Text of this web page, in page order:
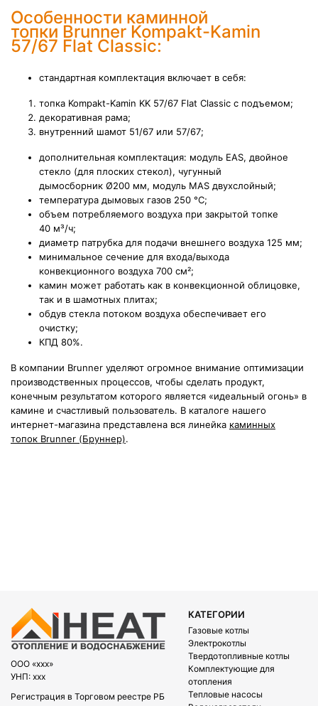
Особенности каминной
топки Brunner Kompakt-Kamin
57/67 Flat Classic:
стандартная комплектация включает в себя:
топка Kompakt-Kamin KK 57/67 Flat Classic с подъемом;
декоративная рама;
внутренний шамот 51/67 или 57/67;
дополнительная комплектация: модуль EAS, двойное
стекло (для плоских стекол), чугунный
дымосборник Ø200 мм, модуль MAS двухслойный;
температура дымовых газов 250 °С;
объем потребляемого воздуха при закрытой топке
40 м³/ч;
диаметр патрубка для подачи внешнего воздуха 125 мм;
минимальное сечение для входа/выхода
конвекционного воздуха 700 см²;
камин может работать как в конвекционной облицовке,
так и в шамотных плитах;
обдув стекла потоком воздуха обеспечивает его
очистку;
КПД 80%.
В компании Brunner уделяют огромное внимание оптимизации
производственных процессов, чтобы сделать продукт,
конечным результатом которого является «идеальный огонь» в
камине и счастливый пользователь. В каталоге нашего
интернет-магазина представлена вся линейка каминных
топок Brunner (Бруннер).
OOO «xxx»
УНП: xxx
Регистрация в Торговом реестре РБ
КАТЕГОРИИ
Газовые котлы
Электрокотлы
Твердотопливные котлы
Комплектующие для
отопления
Тепловые насосы